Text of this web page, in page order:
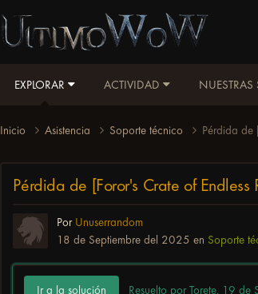
EXPLORAR ACTIVIDAD NUESTRAS
Inicio Asistencia Soporte técnico Pérdida de
Pérdida de [Foror's Crate of Endless
Por Unuserrandom
18 de Septiembre del 2025 en Soporte
Ir a la solución Resuelto por Torete, 19 de